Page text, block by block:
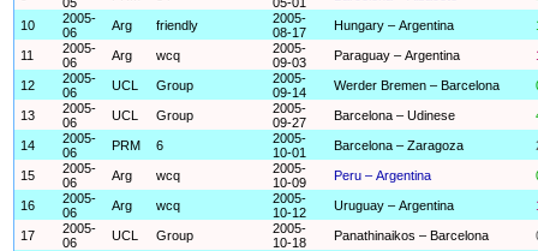
10
2005-
06
Arg friendly
2005-
08-17
Hungary – Argentina
11
2005-
06
Arg wcq
2005-
09-03
Paraguay – Argentina
12
2005-
06
UCL Group
2005-
09-14
Werder Bremen – Barcelona
13
2005-
06
UCL Group
2005-
09-27
Barcelona – Udinese
14
2005-
06
PRM 6
2005-
10-01
Barcelona – Zaragoza
15
2005-
06
Arg wcq
2005-
10-09
Peru – Argentina
16
2005-
06
Arg wcq
2005-
10-12
Uruguay – Argentina
17
2005-
06
UCL Group
2005-
10-18
Panathinaikos – Barcelona